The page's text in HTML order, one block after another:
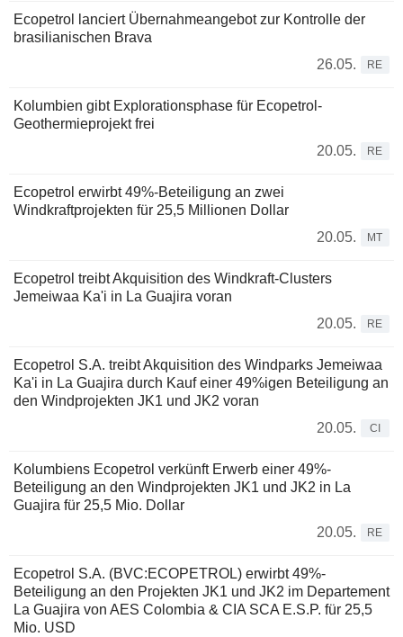
Ecopetrol lanciert Übernahmeangebot zur Kontrolle der
brasilianischen Brava
26.05.
RE
Kolumbien gibt Explorationsphase für Ecopetrol-
Geothermieprojekt frei
20.05.
RE
Ecopetrol erwirbt 49%-Beteiligung an zwei
Windkraftprojekten für 25,5 Millionen Dollar
20.05.
MT
Ecopetrol treibt Akquisition des Windkraft-Clusters
Jemeiwaa Ka'i in La Guajira voran
20.05.
RE
Ecopetrol S.A. treibt Akquisition des Windparks Jemeiwaa
Ka'i in La Guajira durch Kauf einer 49%igen Beteiligung an
den Windprojekten JK1 und JK2 voran
20.05.
CI
Kolumbiens Ecopetrol verkünft Erwerb einer 49%-
Beteiligung an den Windprojekten JK1 und JK2 in La
Guajira für 25,5 Mio. Dollar
20.05.
RE
Ecopetrol S.A. (BVC:ECOPETROL) erwirbt 49%-
Beteiligung an den Projekten JK1 und JK2 im Departement
La Guajira von AES Colombia & CIA SCA E.S.P. für 25,5
Mio. USD